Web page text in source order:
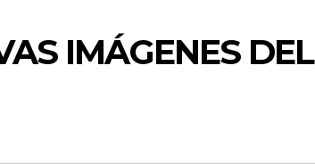
IMÁGENES DEL